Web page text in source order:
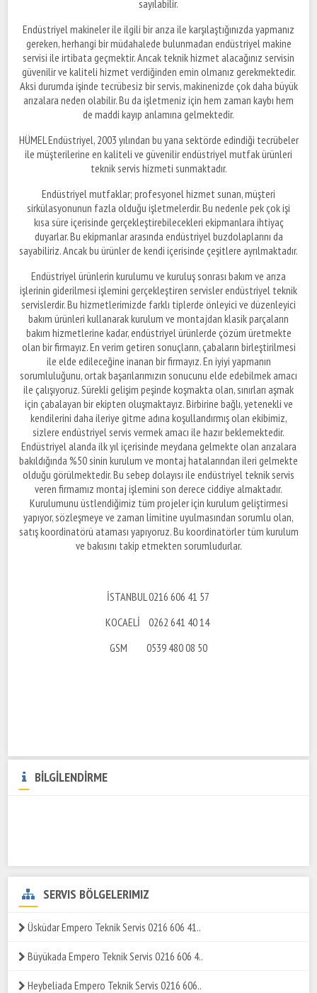
sayılabilir.
Endüstriyel makineler ile ilgili bir arıza ile karşılaştığınızda yapmanız
gereken, herhangi bir müdahalede bulunmadan endüstriyel makine
servisi ile irtibata geçmektir. Ancak teknik hizmet alacağınız servisin
güvenilir ve kaliteli hizmet verdiğinden emin olmanız gerekmektedir.
Aksi durumda işinde tecrübesiz bir servis, makinenizde çok daha büyük
arızalara neden olabilir. Bu da işletmeniz için hem zaman kaybı hem
de maddi kayıp anlamına gelmektedir.
HÜMEL Endüstriyel, 2003 yılından bu yana sektörde edindiği tecrübeler
ile müşterilerine en kaliteli ve güvenilir endüstriyel mutfak ürünleri
teknik servis hizmeti sunmaktadır.
Endüstriyel mutfaklar; profesyonel hizmet sunan, müşteri
sirkülasyonunun fazla olduğu işletmelerdir. Bu nedenle pek çok işi
kısa süre içerisinde gerçekleştirebilecekleri ekipmanlara ihtiyaç
duyarlar. Bu ekipmanlar arasında endüstriyel buzdolaplarını da
sayabiliriz. Ancak bu ürünler de kendi içerisinde çeşitlere ayrılmaktadır.
Endüstriyel ürünlerin kurulumu ve kuruluş sonrası bakım ve arıza
işlerinin giderilmesi işlemini gerçekleştiren servisler endüstriyel teknik
servislerdir. Bu hizmetlerimizde farklı tiplerde önleyici ve düzenleyici
bakım ürünleri kullanarak kurulum ve montajdan klasik parçaların
bakım hizmetlerine kadar, endüstriyel ürünlerde çözüm üretmekte
olan bir firmayız. En verim getiren sonuçların, çabaların birleştirilmesi
ile elde edileceğine inanan bir firmayız. En iyiyi yapmanın
sorumluluğunu, ortak başarılarımızın sonucunu elde edebilmek amacı
ile çalışıyoruz. Sürekli gelişim peşinde koşmakta olan, sınırları aşmak
için çabalayan bir ekipten oluşmaktayız. Birbirine bağlı, yetenekli ve
kendilerini daha ileriye gitme adına koşullandırmış olan ekibimiz,
sizlere endüstriyel servis vermek amacı ile hazır beklemektedir.
Endüstriyel alanda ilk yıl içerisinde meydana gelmekte olan arızalara
bakıldığında %50 sinin kurulum ve montaj hatalarından ileri gelmekte
olduğu görülmektedir. Bu sebep dolayısı ile endüstriyel teknik servis
veren firmamız montaj işlemini son derece ciddiye almaktadır.
Kurulumunu üstlendiğimiz tüm projeler için kurulum geliştirmesi
yapıyor, sözleşmeye ve zaman limitine uyulmasından sorumlu olan,
satış koordinatörü ataması yapıyoruz. Bu koordinatörler tüm kurulum
ve bakısını takip etmekten sorumludurlar.
İSTANBUL 0216 606 41 57
KOCAELİ 0262 641 40 14
GSM 0539 480 08 50
BİLGİLENDİRME
SERVIS BÖLGELERIMIZ
Üsküdar Empero Teknik Servis 0216 606 41..
Büyükada Empero Teknik Servis 0216 606 4..
Heybeliada Empero Teknik Servis 0216 606..